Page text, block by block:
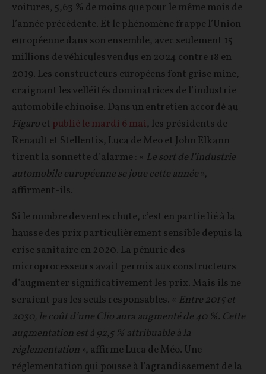
voitures, 5,63 % de moins que pour le même mois de
l’année précédente. Et le phénomène frappe l’Union
européenne dans son ensemble, avec seulement 15
millions de véhicules vendus en 2024 contre 18 en
2019. Les constructeurs européens font grise mine,
craignant les velléités dominatrices de l’industrie
automobile chinoise. Dans un entretien accordé au
Figaroet publié le mardi 6 mai, les présidents de
Renault et Stellentis, Luca de Meo et John Elkann
tirent la sonnette d’alarme : « Le sort de l’industrie
automobile européenne se joue cette année »,
affirment-ils.
Si le nombre de ventes chute, c’est en partie lié à la
hausse des prix particulièrement sensible depuis la
crise sanitaire en 2020. La pénurie des
microprocesseurs avait permis aux constructeurs
d’augmenter significativement les prix. Mais ils ne
seraient pas les seuls responsables. « Entre 2015 et
2030, le coût d’une Clio aura augmenté de 40 %. Cette
augmentation est à 92,5 % attribuable à la
réglementation », affirme Luca de Méo. Une
réglementation qui pousse à l’agrandissement de la